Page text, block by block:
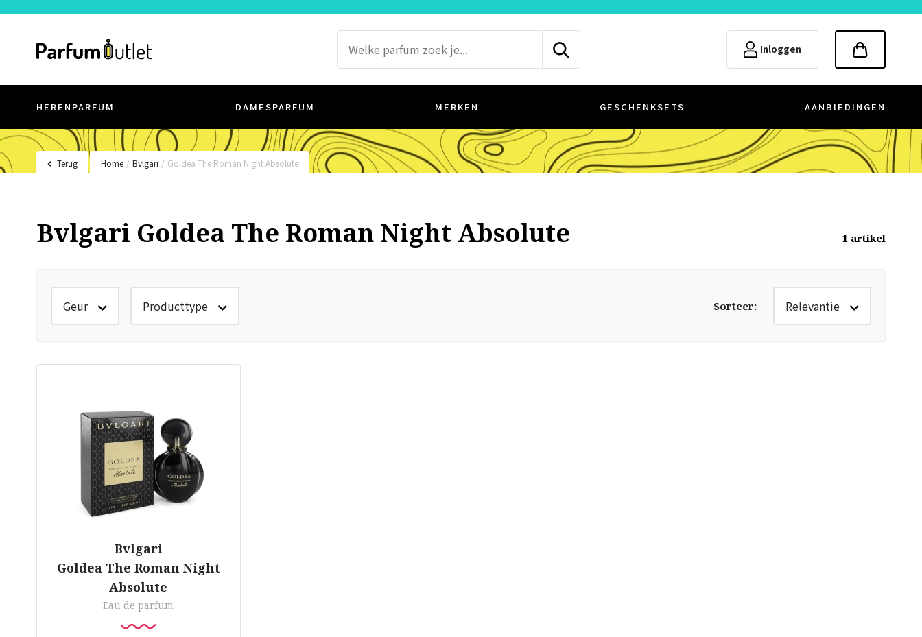
Inloggen
HERENPARFUM DAMESPARFUM MERKEN GESCHENKSETS AANBIEDINGEN
Terug Home / Bvlgari / Goldea The Roman Night Absolute
Bvlgari Goldea The Roman Night Absolute 1 artikel
Geur Producttype Sorteer: Relevantie
Bvlgari
Goldea The Roman Night
Absolute
Eau de parfum